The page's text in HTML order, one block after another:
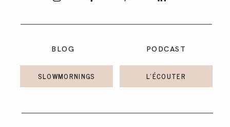
BLOG
SLOWMORNINGS
PODCAST
L'ÉCOUTER